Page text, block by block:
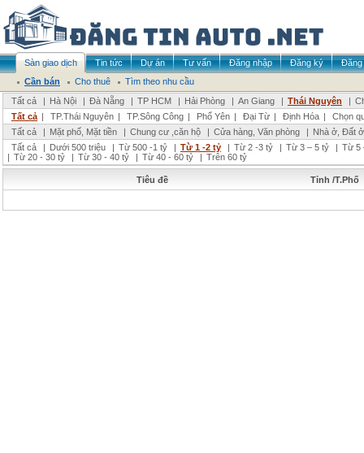
Sàn giao dịch Tin tức Dự án Tư vấn Đăng nhập Đăng ký
Đăng
Cần bán
Cho thuê
Tìm theo nhu cầu
Tất cả
| Hà Nội | Đà Nẵng | TP HCM | Hải Phòng | An Giang | Thái Nguyên |
Tất cả | TP.Thái Nguyên | TP.Sông Công | Phổ Yên | Đại Từ | Định Hóa |
Chọn
Tất cả
| Mặt phố, Mặt tiền | Chung cư ,căn hộ | Cửa hàng, Văn phòng | Nhà ở, Đất ở
Tất cả
| Dưới 500 triệu | Từ 500 -1 tỷ | Từ 1 -2 tỷ | Từ 2 -3 tỷ | Từ 3 – 5 tỷ | Từ 5
| Từ 20 - 30 tỷ | Từ 30 - 40 tỷ | Từ 40 - 60 tỷ | Trên 60 tỷ
Tiêu đề Tỉnh /T.Phố